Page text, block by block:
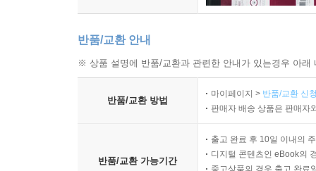
반품/교환 안내
※ 상품 설명에 반품/교환과 관련한 안내가 있는경우 아
반품/교환 방법
마이페이지 > 반품/교환 신
판매자 배송 상품은 판매자
반품/교환 가능기간
출고 완료 후 10일 이내의
디지털 콘텐츠인 eBook의
중고상품의 경우 출고 완료